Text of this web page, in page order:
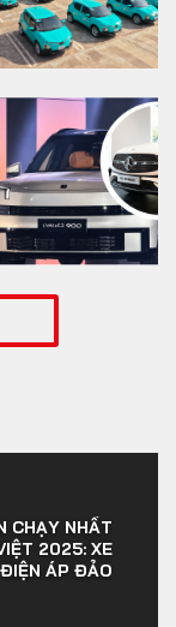
CHẠY NHẤT
2025: XE
ĐIỆN ÁP ĐẢO